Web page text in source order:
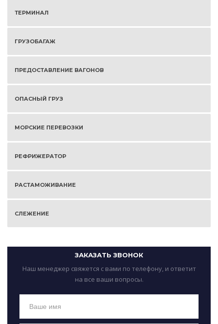
ТЕРМИНАЛ
ГРУЗОБАГАЖ
ПРЕДОСТАВЛЕНИЕ ВАГОНОВ
ОПАСНЫЙ ГРУЗ
МОРСКИЕ ПЕРЕВОЗКИ
РЕФРИЖЕРАТОР
РАСТАМОЖИВАНИЕ
СЛЕЖЕНИЕ
ЗАКАЗАТЬ ЗВОНОК
Наш менеджер свяжется с вами по телефону, и ответит
на все ваши вопросы.